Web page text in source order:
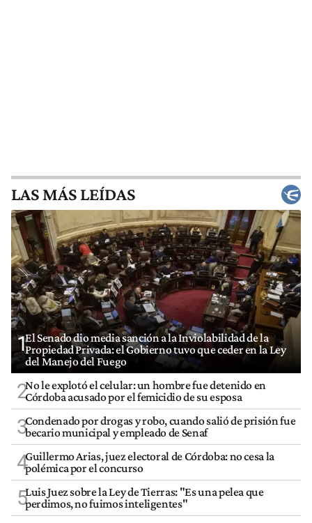
LAS MÁS LEÍDAS
1El Senado dio media sanción a la Inviolabilidad de la
Propiedad Privada: el Gobierno tuvo que ceder en la Ley
del Manejo del Fuego
2No le explotó el celular: un hombre fue detenido en
Córdoba acusado por el femicidio de su esposa
3Condenado por drogas y robo, cuando salió de prisión fue
becario municipal y empleado de Senaf
4Guillermo Arias, juez electoral de Córdoba: no cesa la
polémica por el concurso
5Luis Juez sobre la Ley de Tierras: "Es una pelea que
perdimos, no fuimos inteligentes"